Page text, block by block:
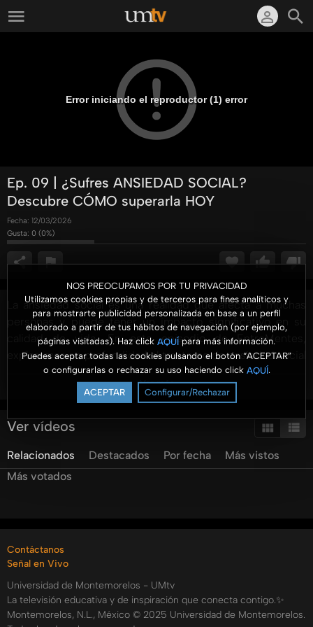
NOS PREOCUPAMOS POR TU PRIVACIDAD
Utilizamos cookies propias y de terceros para fines analíticos y
para mostrarte publicidad personalizada en base a un perfil
elaborado a partir de tus hábitos de navegación (por ejemplo,
páginas visitadas). Haz click AQUÍ para más información.
Puedes aceptar todas las cookies pulsando el botón “ACEPTAR”
o configurarlas o rechazar su uso haciendo click AQUÍ.
ACEPTAR Configurar/Rechazar
Error iniciando el reproductor (1) error
Ep. 09 | ¿Sufres ANSIEDAD SOCIAL?
Descubre CÓMO superarla HOY
Fecha: 12/03/2026
Gusta: 0 (0%)
La ansiedad social es una realidad que afecta a muchas
personas y puede tener un impacto significativo en su
calidad de vida. En este episodio de EntreMentes,
exploramos en profundidad el trastorno de ansiedad social
con el experto, el Dr. Moroni, psicólogo con más de 29
años de experiencia.
Acompáñanos mientras el Dr. Moroni desglosa qué es este
trastorno, anteriormente conocido como fobia social, y
desde síntomas leves hasta casos más severos que
afectan el estudio y la vida laboral. Descubre cómo las
???? Puntos clave que trataremos:
se diferencia de la simple timidez?
- ¿Cómo identificar los síntomas de la ansiedad social en
niños y jóvenes?
Ver más
Ver vídeos
Relacionados Destacados Por fecha
Más vistos
Más votados
Contáctanos
Señal en Vivo
Universidad de Montemorelos - UMtv
La televisión educativa y de inspiración que conecta contigo.✨
Montemorelos, N.L., México © 2025 Universidad de Montemorelos.